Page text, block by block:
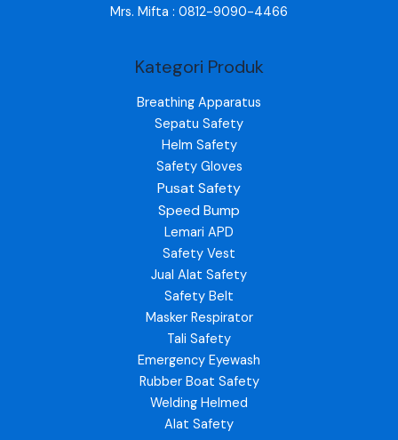
Mrs. Mifta : 0812-9090-4466
Kategori Produk
Breathing Apparatus
Sepatu Safety
Helm Safety
Safety Gloves
Pusat Safety
Speed Bump
Lemari APD
Safety Vest
Jual Alat Safety
Safety Belt
Masker Respirator
Tali Safety
Emergency Eyewash
Rubber Boat Safety
Welding Helmed
Alat Safety